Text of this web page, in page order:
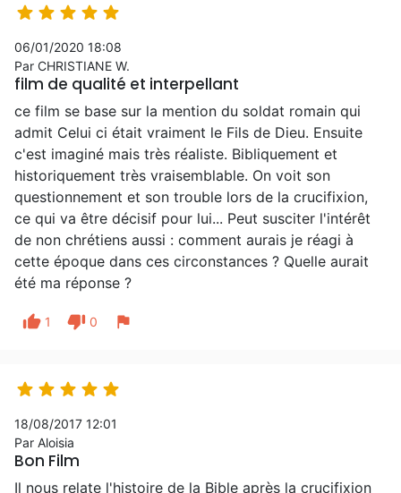
    
06/01/2020 18:08
Par CHRISTIANE W.
film de qualité et interpellant
ce film se base sur la mention du soldat romain qui
admit Celui ci était vraiment le Fils de Dieu. Ensuite
c'est imaginé mais très réaliste. Bibliquement et
historiquement très vraisemblable. On voit son
questionnement et son trouble lors de la crucifixion,
ce qui va être décisif pour lui... Peut susciter l'intérêt
de non chrétiens aussi : comment aurais je réagi à
cette époque dans ces circonstances ? Quelle aurait
été ma réponse ?
thumb_up 1 thumb_down 0 flag
    
18/08/2017 12:01
Par Aloisia
Bon Film
Il nous relate l'histoire de la Bible après la crucifixion